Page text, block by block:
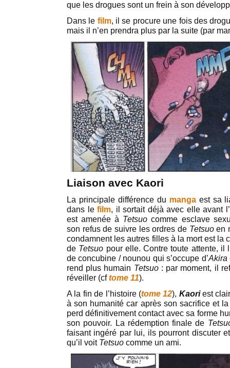
que les drogues sont un frein à son
Dans le film, il se procure une fois des
mais il n’en prendra plus par la suite (par
Liaison avec Kaori
La principale différence du manga est sa
dans le film, il sortait déjà avec elle avant
est amenée à Tetsuo comme esclave
son refus de suivre les ordres de Tetsuoen
condamnent les autres filles à la mort est la
de Tetsuo pour elle. Contre toute attente, il
de concubine / nounou qui s’occupe d’Akira
rend plus humain Tetsuo: par moment, il
réveiller (cftome 11).
A la fin de l’histoire (tome 12), Kaoriest
à son humanité car après son sacrifice et
perd définitivement contact avec sa forme
son pouvoir. La rédemption finale de
faisant ingéré par lui, ils pourront discuter
qu’il voit Tetsuo comme un ami.